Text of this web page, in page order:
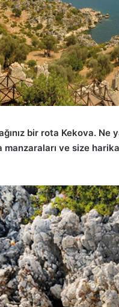
bir rota Kekova.
manzaraları ve size